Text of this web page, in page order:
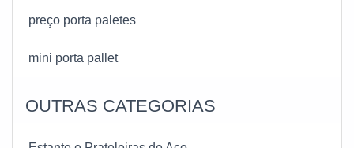
preço porta paletes
mini porta pallet
OUTRAS CATEGORIAS